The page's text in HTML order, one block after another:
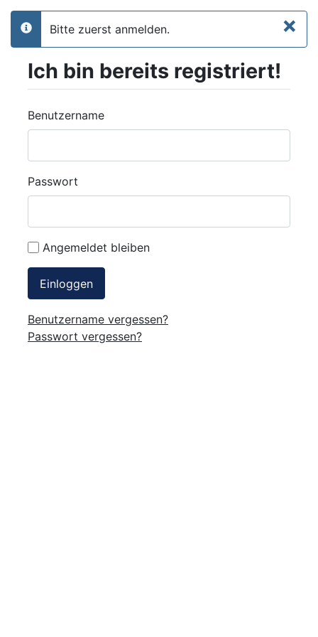
×
info
Bitte zuerst anmelden.
Ich bin bereits registriert!
Benutzername
Passwort
Angemeldet bleiben
Einloggen
Benutzername vergessen?
Passwort vergessen?